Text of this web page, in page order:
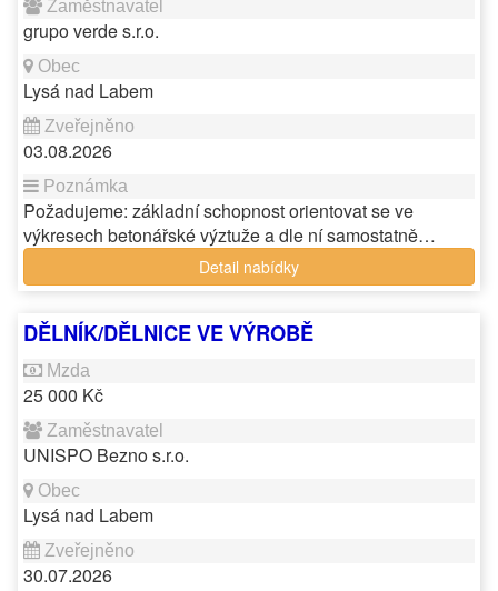
grupo verde s.r.o.
Lysá nad Labem
03.08.2026
Požadujeme: základní schopnost orientovat se ve
výkresech betonářské výztuže a dle ní samostatně…
Detail nabídky
DĚLNÍK/DĚLNICE VE VÝROBĚ
25 000 Kč
UNISPO Bezno s.r.o.
Lysá nad Labem
30.07.2026